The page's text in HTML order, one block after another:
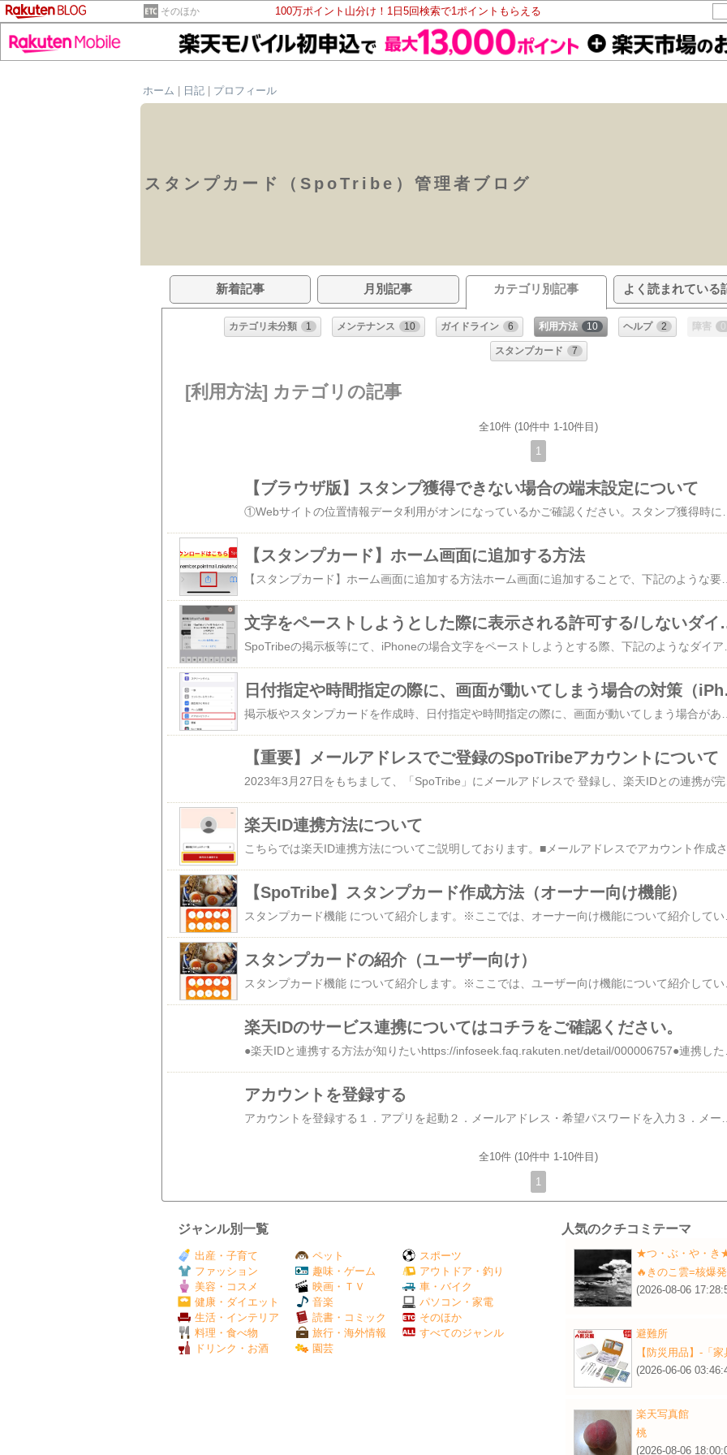
そのほか 100万ポイント山分け！1日5回検索で1ポイントもらえる
ホーム
日記 プロフィール
スタンプカード（SpoTribe）管理者ブログ
新着記事 月別記事 カテゴリ別記事 よく読まれている
カテゴリ未分類 1 メンテナンス 10 ガイドライン 6 利用方法 10 ヘルプ 2 障害 0
スタンプカード 7
[利用方法] カテゴリの記事
全10件 (10件中 1-10件目)
1
【ブラウザ版】スタンプ獲得できない場合の端末設定について
【スタンプカード】ホーム画面に追加する方法
【スタンプカード】ホーム画面に追加する方法ホーム画面に追加することで、下記のような要望や不満を解決することができます。・スタンプカードをもっと簡単に開きたい・いちいち検索して開くのが面倒iOSの追加方法はこちらAndoridの追加方法はこちら■iOSの追加方法①該当画面の下部にある「共有」ボタンを押してください。②下部に「ホーム画面に追加」ボタンがあるので押してください。③右上の「追加」ボタンを押してください。以上でホーム画面に追加は完了です。■Andoridの追加方法①該当画面の右上にある「・・・」ボタンを押し、「アプリをインストール」ボタンを押してください。②右側に表示される「インストール」ボタンを押してください。以上でホーム画面に追加は完了です。
文字をペーストしようと
日付
【重要】メールアドレスでご登録のSpoTribeアカウントについて
2023年3月27日をもちまして、「SpoTribe」にメールアドレスで 登録し、楽天IDとの連携が完了していないアカウントの ご利用を終了させていただくこととなりました。詳細につきましては下記をご確認ください。 ※現状3月27日の実施を予定しておりますが、タイミングによりましては 実施が前後する可能性がございます。予めご了承くださ
楽天ID連携方法について
【SpoTribe】スタンプカード作成方法（オーナー向け機能）
スタンプカードの紹介（ユーザー向け）
楽天IDのサービス連携についてはコチラをご確認ください。
アカウントを登録する
全10件 (10件中 1-10件目)
1
ジャンル別一覧
出産・子育て
ファッション
美容・コスメ
健康・ダイエット
生活・インテリア
料理・食べ物
ドリンク・お酒
ペット
趣味・ゲーム
映画・ＴＶ
音楽
読書・コミック
旅行・海外情報
園芸
スポーツ
アウトドア・釣り
車・バイク
パソコン・家電
そのほか
すべてのジャンル
人気のクチコミテーマ
★つ・ぶ・や・き
🔥きのこ雲=核爆
(2026-08-06
避難所
【防災用品】‐「
(2026-06-06
楽天写真館
桃
(2026-08-06